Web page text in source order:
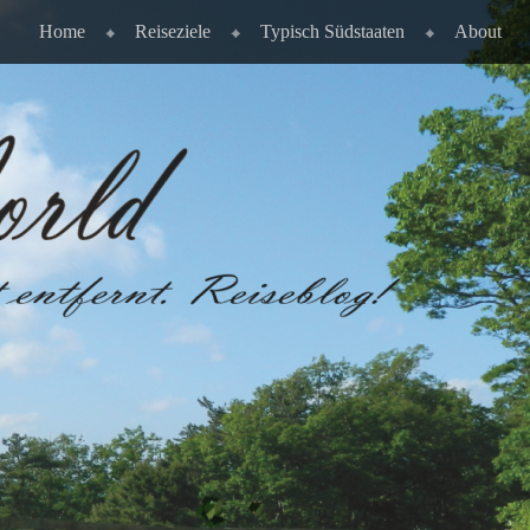
Home Reiseziele Typisch Südstaaten About